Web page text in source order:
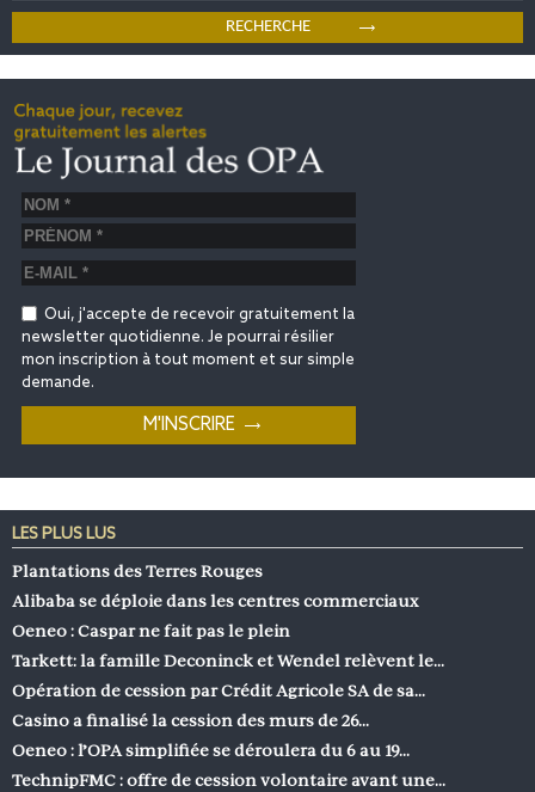
Oui, j'accepte de recevoir gratuitement la
newsletter quotidienne. Je pourrai résilier
mon inscription à tout moment et sur simple
demande.
LES PLUS LUS
Plantations des Terres Rouges
Alibaba se déploie dans les centres commerciaux
Oeneo : Caspar ne fait pas le plein
Tarkett: la famille Deconinck et Wendel relèvent le…
Opération de cession par Crédit Agricole SA de sa…
Casino a finalisé la cession des murs de 26…
Oeneo : l’OPA simplifiée se déroulera du 6 au 19…
TechnipFMC : offre de cession volontaire avant une…